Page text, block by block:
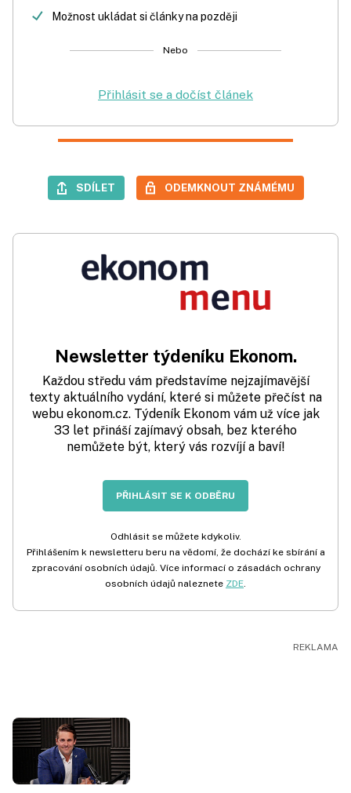
Možnost ukládat si články na později
Nebo
Přihlásit se a dočíst článek
SDÍLET ODEMKNOUT ZNÁMÉMU
Newsletter týdeníku Ekonom.
Každou středu vám představíme nejzajímavější
texty aktuálního vydání, které si můžete přečíst na
webu ekonom.cz. Týdeník Ekonom vám už více jak
33 let přináší zajímavý obsah, bez kterého
nemůžete být, který vás rozvíjí a baví!
PŘIHLÁSIT SE K ODBĚRU
Odhlásit se můžete kdykoliv.
Přihlášením k newsletteru beru na vědomí, že dochází ke sbírání a
zpracování osobních údajů. Více informací o zásadách ochrany
osobních údajů naleznete ZDE.